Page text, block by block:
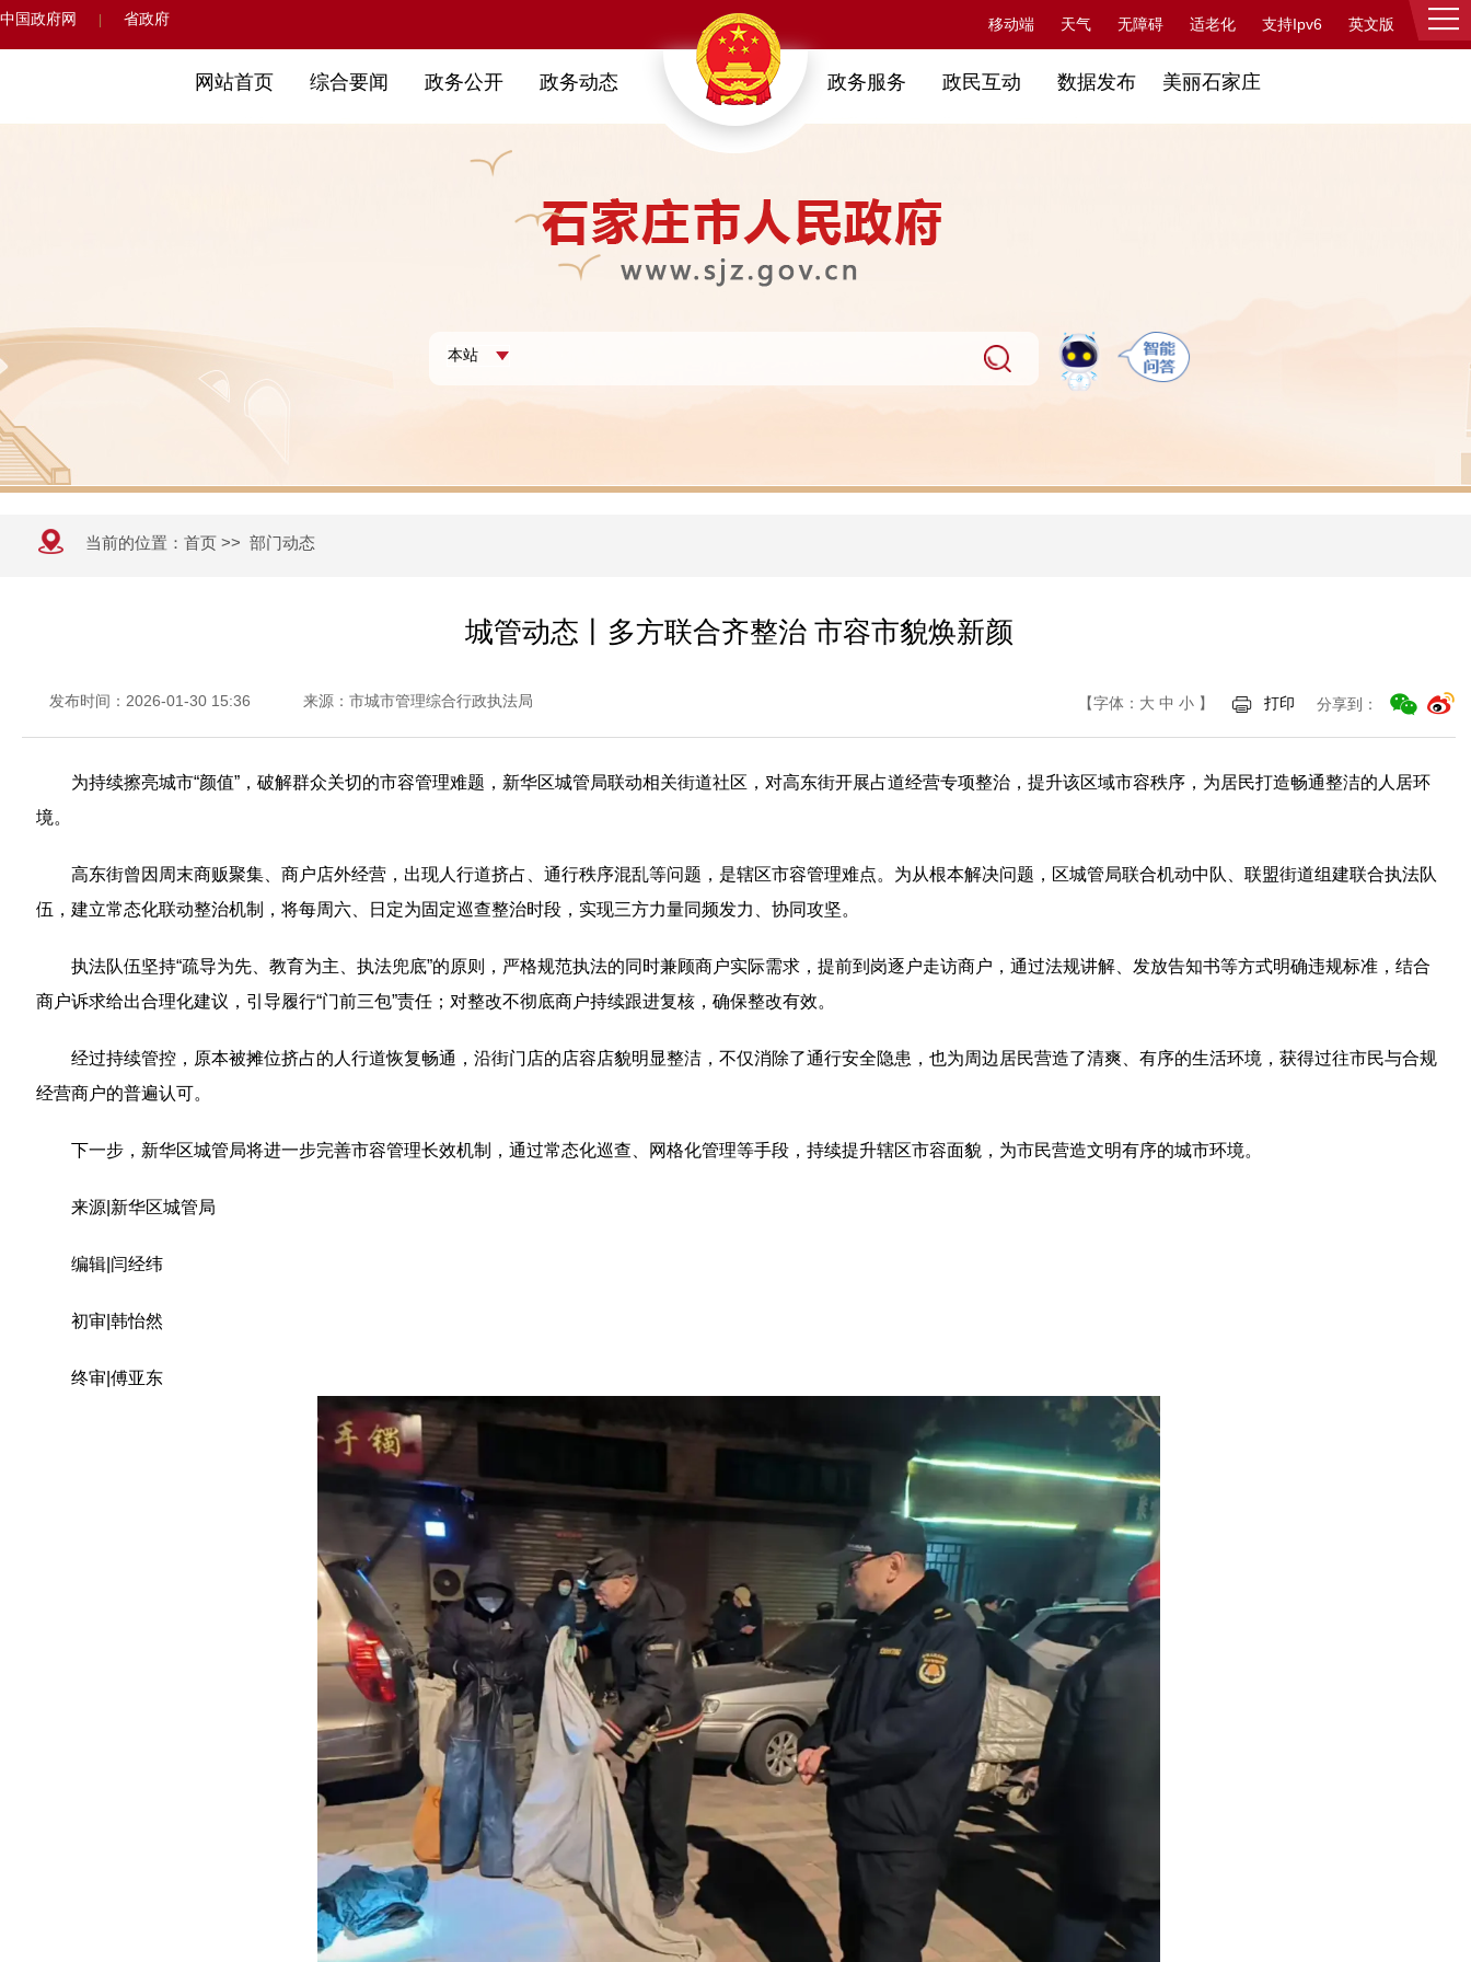
中国政府网 省政府 移动端 天气 无障碍 适老化 支持Ipv6 英文版 登录
网站首页 综合要闻 政务公开 政务动态 政务服务 政民互动 数据发布 美丽石家庄
当前的位置： 首页 >> 部门动态
城管动态丨多方联合齐整治 市容市貌焕新颜
发布时间：2026-01-30 15:36 来源：市城市管理综合行政执法局 【字体： 大 中 小 】 打印 分享到：
为持续擦亮城市“颜值”，破解群众关切的市容管理难题，新华区城管局联动相关街道社区，对高东街开展占道经营专项整治，提升该区域市容秩序，为居民打造畅通整洁的人居环
境。
高东街曾因周末商贩聚集、商户店外经营，出现人行道挤占、通行秩序混乱等问题，是辖区市容管理难点。为从根本解决问题，区城管局联合机动中队、联盟街道组建联合执法队
伍，建立常态化联动整治机制，将每周六、日定为固定巡查整治时段，实现三方力量同频发力、协同攻坚。
执法队伍坚持“疏导为先、教育为主、执法兜底”的原则，严格规范执法的同时兼顾商户实际需求，提前到岗逐户走访商户，通过法规讲解、发放告知书等方式明确违规标准，结合
商户诉求给出合理化建议，引导履行“门前三包”责任；对整改不彻底商户持续跟进复核，确保整改有效。
经过持续管控，原本被摊位挤占的人行道恢复畅通，沿街门店的店容店貌明显整洁，不仅消除了通行安全隐患，也为周边居民营造了清爽、有序的生活环境，获得过往市民与合规
经营商户的普遍认可。
下一步，新华区城管局将进一步完善市容管理长效机制，通过常态化巡查、网格化管理等手段，持续提升辖区市容面貌，为市民营造文明有序的城市环境。
来源|新华区城管局
编辑|闫经纬
初审|韩怡然
终审|傅亚东